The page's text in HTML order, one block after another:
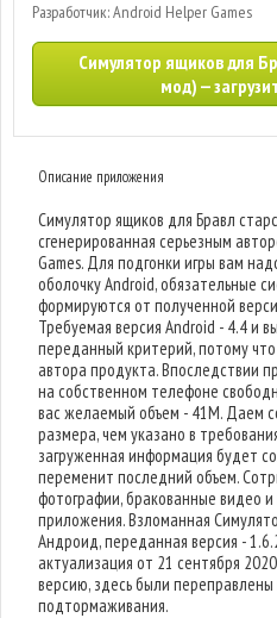
Разработчик: Android Helper Games
Симулятор ящиков для
мод) —
Описание приложения
Симулятор ящиков для Бравл
сгенерированная серьезным
Games. Для подгонки игры вам
оболочку Android, обязательные
формируются от полученной
Требуемая версия Android - 4.4 и
переданный критерий, потому
автора продукта. Впоследствии
на собственном телефоне
вас желаемый объем - 41M. Даем
размера, чем указано в
загруженная информация будет
переменит последний объем.
фотографии, бракованные видео
приложения. Взломанная
Андроид, переданная версия -
актуализация от 21 сентября
версию, здесь были
подтормаживания.